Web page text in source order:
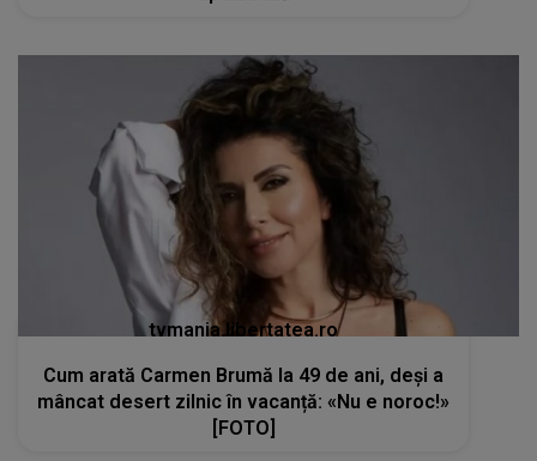
tvmania.libertatea.ro
Cum arată Carmen Brumă la 49 de ani, deși a
mâncat desert zilnic în vacanță: «Nu e noroc!»
[FOTO]